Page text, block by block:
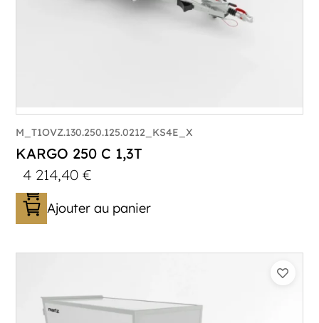
PTAC :800-1300
M_T1OVZ.130.250.125.0212_KS4E_X
KARGO 250 C 1,3T
4 214,40€
Ajouter au panier